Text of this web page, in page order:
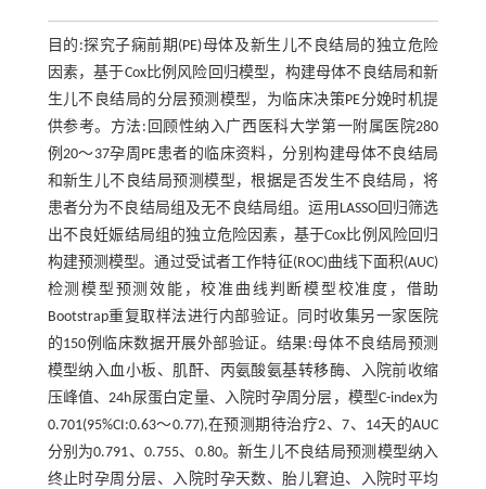
目的:探究子痫前期(PE)母体及新生儿不良结局的独立危险
因素，基于Cox比例风险回归模型，构建母体不良结局和新
生儿不良结局的分层预测模型，为临床决策PE分娩时机提
供参考。方法:回顾性纳入广西医科大学第一附属医院280
例20～37孕周PE患者的临床资料，分别构建母体不良结局
和新生儿不良结局预测模型，根据是否发生不良结局，将
患者分为不良结局组及无不良结局组。运用LASSO回归筛选
出不良妊娠结局组的独立危险因素，基于Cox比例风险回归
构建预测模型。通过受试者工作特征(ROC)曲线下面积(AUC)
检测模型预测效能，校准曲线判断模型校准度，借助
Bootstrap重复取样法进行内部验证。同时收集另一家医院
的150例临床数据开展外部验证。结果:母体不良结局预测
模型纳入血小板、肌酐、丙氨酸氨基转移酶、入院前收缩
压峰值、24h尿蛋白定量、入院时孕周分层，模型C-index为
0.701(95%CI:0.63～0.77),在预测期待治疗2、7、14天的AUC
分别为0.791、0.755、0.80。新生儿不良结局预测模型纳入
终止时孕周分层、入院时孕天数、胎儿窘迫、入院时平均